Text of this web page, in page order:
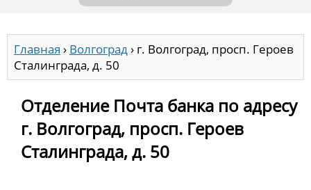
Главная › Волгоград› г. Волгоград, просп. Героев
Сталинграда, д. 50
Отделение Почта банка по адресу
г. Волгоград, просп. Героев
Сталинграда, д. 50